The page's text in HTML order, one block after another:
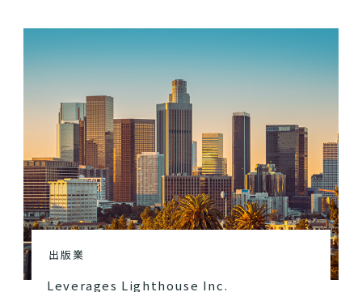
出版業
Leverages Lighthouse Inc.